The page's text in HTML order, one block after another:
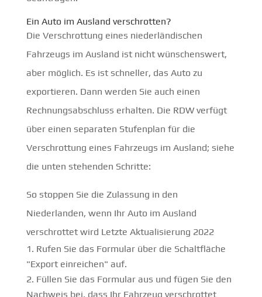
Ein Auto im Ausland verschrotten?
Die Verschrottung eines niederländischen
Fahrzeugs im Ausland ist nicht wünschenswert,
aber möglich. Es ist schneller, das Auto zu
exportieren. Dann werden Sie auch einen
Rechnungsabschluss erhalten. Die RDW verfügt
über einen separaten Stufenplan für die
Verschrottung eines Fahrzeugs im Ausland; siehe
die unten stehenden Schritte:
So stoppen Sie die Zulassung in den
Niederlanden, wenn Ihr Auto im Ausland
verschrottet wird Letzte Aktualisierung 2022
Rufen Sie das Formular über die Schaltfläche
"Export einreichen" auf.
Füllen Sie das Formular aus und fügen Sie den
Nachweis bei, dass Ihr Fahrzeug verschrottet